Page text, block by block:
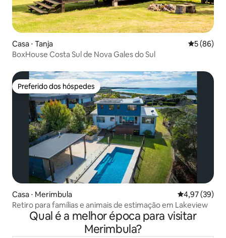
Casa ⋅ Tanja 5 de uma
5 (86)
BoxHouse Costa Sul de Nova Gales do Sul
Preferido dos hóspedes
Preferido dos hóspedes
Casa ⋅ Merimbula 4,97 de uma
4,97 (39)
Retiro para famílias e animais de estimação em Lakeview
Qual é a melhor época para visitar
Merimbula?